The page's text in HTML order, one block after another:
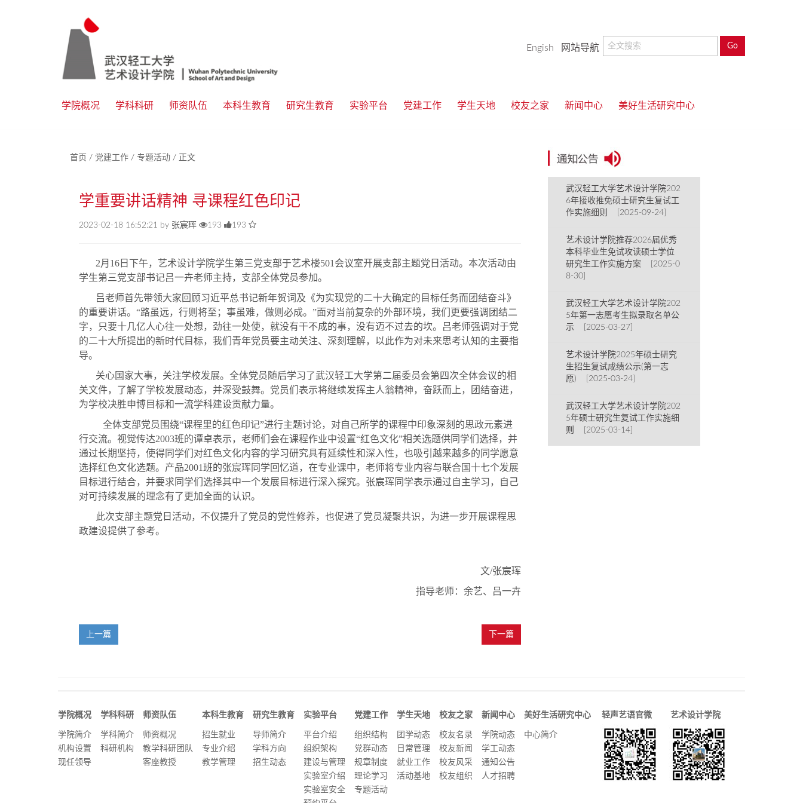
Engish 网站导航
学院概况 学科科研 师资队伍 本科生教育 研究生教育 实验平台 党建工作 学生天地 校友之家 新闻中心 美好生活研究中心
首页 / 党建工作 / 专题活动 / 正文
学重要讲话精神 寻课程红色印记
2023-02-18 16:52:21 by 张宸珲 193 193
2月16日下午，艺术设计学院学生第三党支部于艺术楼501会议室开展支部主题党日活动。本次活动由
学生第三党支部书记吕一卉老师主持，支部全体党员参加。
吕老师首先带领大家回顾习近平总书记新年贺词及《为实现党的二十大确定的目标任务而团结奋斗》
的重要讲话。“路虽远，行则将至；事虽难，做则必成。”面对当前复杂的外部环境，我们更要强调团结二
字，只要十几亿人心往一处想，劲往一处使，就没有干不成的事，没有迈不过去的坎。吕老师强调对于党
的二十大所提出的新时代目标，我们青年党员要主动关注、深刻理解，以此作为对未来思考认知的主要指
导。
关心国家大事，关注学校发展。全体党员随后学习了武汉轻工大学第二届委员会第四次全体会议的相
关文件，了解了学校发展动态，并深受鼓舞。党员们表示将继续发挥主人翁精神，奋跃而上，团结奋进，
为学校决胜申博目标和一流学科建设贡献力量。
全体支部党员围绕“课程里的红色印记”进行主题讨论，对自己所学的课程中印象深刻的思政元素进
行交流。视觉传达2003班的谭卓表示，老师们会在课程作业中设置“红色文化”相关选题供同学们选择，并
通过长期坚持，使得同学们对红色文化内容的学习研究具有延续性和深入性，也吸引越来越多的同学愿意
选择红色文化选题。产品2001班的张宸珲同学回忆道，在专业课中，老师将专业内容与联合国十七个发展
目标进行结合，并要求同学们选择其中一个发展目标进行深入探究。张宸珲同学表示通过自主学习，自己
对可持续发展的理念有了更加全面的认识。
此次支部主题党日活动，不仅提升了党员的党性修养，也促进了党员凝聚共识，为进一步开展课程思
政建设提供了参考。
文/张宸珲
指导老师：余艺、吕一卉
上一篇 下一篇
武汉轻工大学艺术设计学院202
6年接收推免硕士研究生复试工
作实施细则 [2025-09-24]
艺术设计学院推荐2026届优秀
本科毕业生免试攻读硕士学位
研究生工作实施方案 [2025-0
8-30]
武汉轻工大学艺术设计学院202
5年第一志愿考生拟录取名单公
示 [2025-03-27]
艺术设计学院2025年硕士研究
生招生复试成绩公示(第一志
愿) [2025-03-24]
武汉轻工大学艺术设计学院202
5年硕士研究生复试工作实施细
则 [2025-03-14]
学院概况
学院简介
机构设置
现任领导
学科科研
学科简介
科研机构
师资队伍
师资概况
教学科研团队
客座教授
本科生教育
招生就业
专业介绍
教学管理
研究生教育
导师简介
学科方向
招生动态
实验平台
平台介绍
组织架构
建设与管理
实验室介绍
实验室安全
党建工作
组织结构
党群动态
规章制度
理论学习
专题活动
学生天地
团学动态
日常管理
就业工作
活动基地
校友之家
校友名录
校友新闻
校友风采
校友组织
新闻中心
学院动态
学工动态
通知公告
人才招聘
美好生活研究中心
中心简介
轻声艺语官微 艺术设计学院